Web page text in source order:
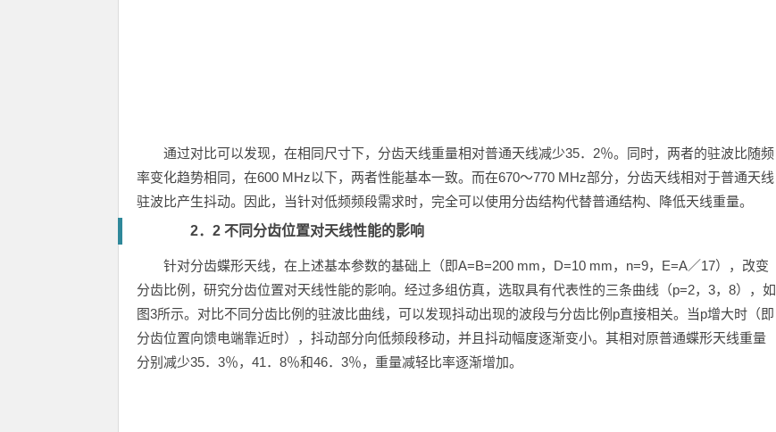
通过对比可以发现，在相同尺寸下，分齿天线重量相对普通天线减少35．2％。同时，两者的驻波比随频
率变化趋势相同，在600 MHz以下，两者性能基本一致。而在670～770 MHz部分，分齿天线相对于普通天线
驻波比产生抖动。因此，当针对低频频段需求时，完全可以使用分齿结构代替普通结构、降低天线重量。
2．2 不同分齿位置对天线性能的影响
针对分齿蝶形天线，在上述基本参数的基础上（即A=B=200 mm，D=10 mm，n=9，E=A／17），改变
分齿比例，研究分齿位置对天线性能的影响。经过多组仿真，选取具有代表性的三条曲线（p=2，3，8），如
图3所示。对比不同分齿比例的驻波比曲线，可以发现抖动出现的波段与分齿比例p直接相关。当p增大时（即
分齿位置向馈电端靠近时），抖动部分向低频段移动，并且抖动幅度逐渐变小。其相对原普通蝶形天线重量
分别减少35．3％，41．8％和46．3％，重量减轻比率逐渐增加。